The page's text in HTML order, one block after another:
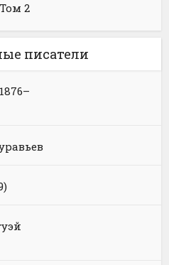
2
писатели